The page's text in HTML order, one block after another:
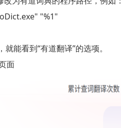
能看到“有道翻译”的选项。
面